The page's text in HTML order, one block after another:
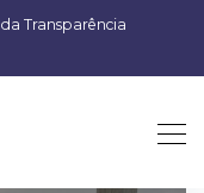
Transparência